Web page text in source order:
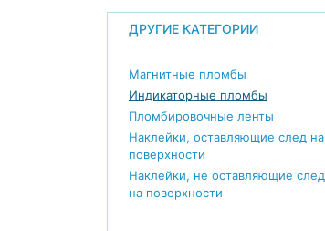
ДРУГИЕ КАТЕГОРИИ
Магнитные пломбы
Индикаторные пломбы
Пломбировочные ленты
Наклейки, оставляющие след на
поверхности
Наклейки, не оставляющие след
на поверхности